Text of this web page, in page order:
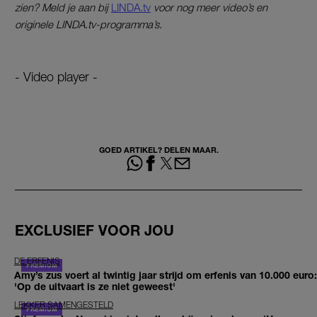
zien? Meld je aan bij LINDA.tv voor nog meer video’s en
originele LINDA.tv-programma’s.
- Video player -
GOED ARTIKEL? DELEN MAAR.
EXCLUSIEF VOOR JOU
DE ERFENIS
Amy’s zus voert al twintig jaar strijd om erfenis van 10.000 euro:
'Op de uitvaart is ze niet geweest'
LEKKER SAMENGESTELD